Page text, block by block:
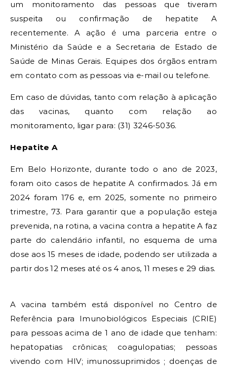
um monitoramento das pessoas que tiveram
suspeita ou confirmação de hepatite A
recentemente. A ação é uma parceria entre o
Ministério da Saúde e a Secretaria de Estado de
Saúde de Minas Gerais. Equipes dos órgãos entram
em contato com as pessoas via e-mail ou telefone.
Em caso de dúvidas, tanto com relação à aplicação
das vacinas, quanto com relação ao
monitoramento, ligar para: (31) 3246-5036.
Hepatite A
Em Belo Horizonte, durante todo o ano de 2023,
foram oito casos de hepatite A confirmados. Já em
2024 foram 176 e, em 2025, somente no primeiro
trimestre, 73. Para garantir que a população esteja
prevenida, na rotina, a vacina contra a hepatite A faz
parte do calendário infantil, no esquema de uma
dose aos 15 meses de idade, podendo ser utilizada a
partir dos 12 meses até os 4 anos, 11 meses e 29 dias.
A vacina também está disponível no Centro de
Referência para Imunobiológicos Especiais (CRIE)
para pessoas acima de 1 ano de idade que tenham:
hepatopatias crônicas; coagulopatias; pessoas
vivendo com HIV; imunossuprimidos ; doenças de